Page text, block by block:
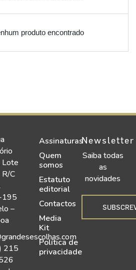
produto encontrado
Lote
C
–
215
Assinaturas
Quem
somos
Estatuto
editorial
Contactos
Media
Kit
Política de
privacidade
Newsletter
Saiba todas
as
novidades